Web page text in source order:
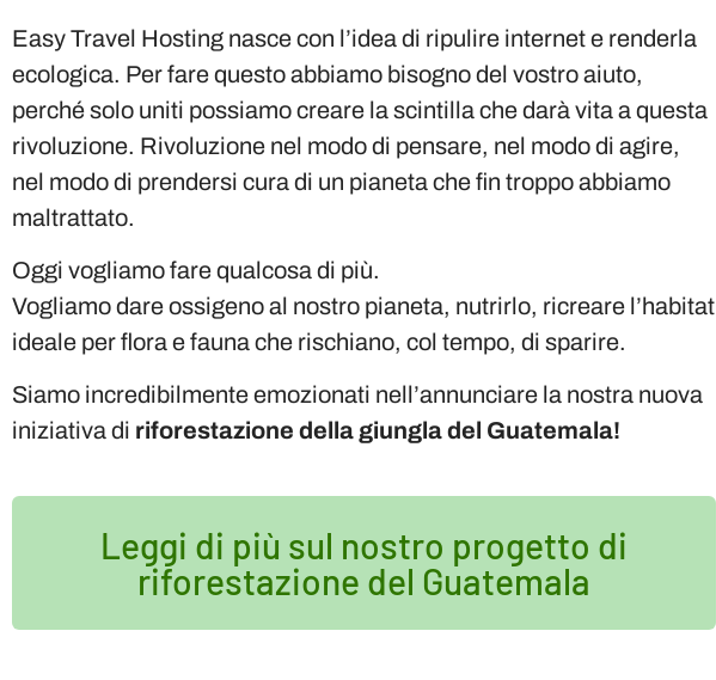
Easy Travel Hosting nasce con l’idea di ripulire internet e renderla
ecologica. Per fare questo abbiamo bisogno del vostro aiuto,
perché solo uniti possiamo creare la scintilla che darà vita a questa
rivoluzione. Rivoluzione nel modo di pensare, nel modo di agire,
nel modo di prendersi cura di un pianeta che fin troppo abbiamo
maltrattato.
Oggi vogliamo fare qualcosa di più.
Vogliamo dare ossigeno al nostro pianeta, nutrirlo, ricreare l’habitat
ideale per flora e fauna che rischiano, col tempo, di sparire.
Siamo incredibilmente emozionati nell’annunciare la nostra nuova
iniziativa di riforestazione della giungla del Guatemala!
Leggi di più sul nostro progetto di
riforestazione del Guatemala